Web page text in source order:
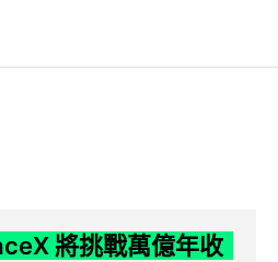
將挑戰萬億年收